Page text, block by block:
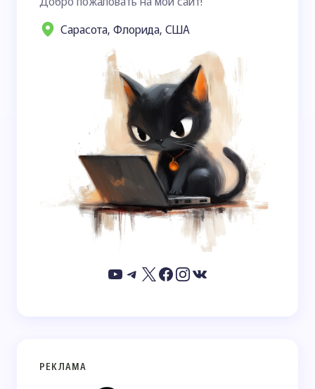
Сарасота, Флорида, США
РЕКЛАМА